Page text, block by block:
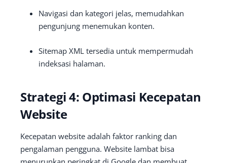
Navigasi dan kategori jelas, memudahkan
pengunjung menemukan konten.
Sitemap XML tersedia untuk mempermudah
indeksasi halaman.
Strategi 4: Optimasi Kecepatan
Website
Kecepatan website adalah faktor ranking dan
pengalaman pengguna. Website lambat bisa